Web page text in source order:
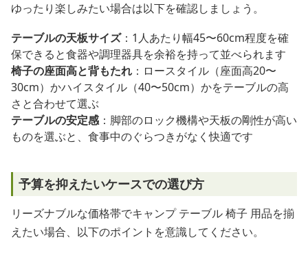
ゆったり楽しみたい場合は以下を確認しましょう。
テーブルの天板サイズ：1人あたり幅45〜60cm程度を確
保できると食器や調理器具を余裕を持って並べられます
椅子の座面高と背もたれ ：ロースタイル（座面高20〜
30cm）かハイスタイル（40〜50cm）かをテーブルの高
さと合わせて選ぶ
テーブルの安定感：脚部のロック機構や天板の剛性が高い
ものを選ぶと、食事中のぐらつきがなく快適です
予算を抑えたいケースでの選び方
リーズナブルな価格帯でキャンプ テーブル 椅子 用品を揃
えたい場合、以下のポイントを意識してください。